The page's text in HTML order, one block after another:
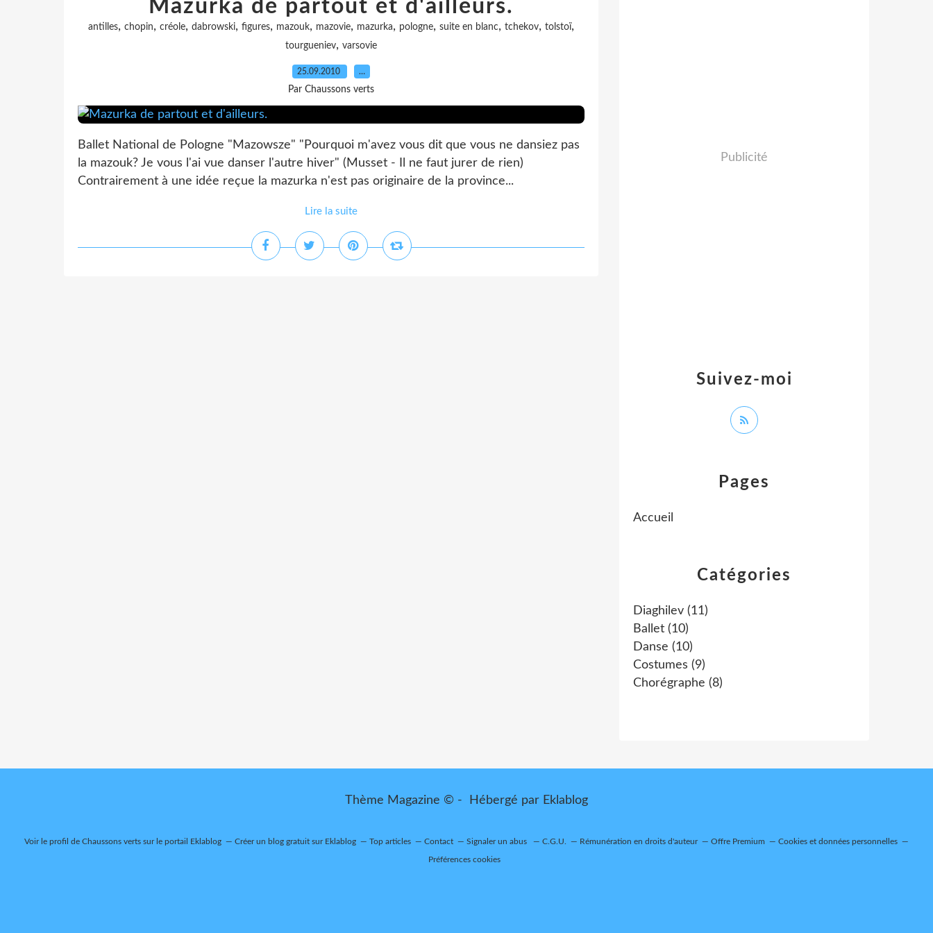
Mazurka de partout et d'ailleurs.
antilles, chopin, créole, dabrowski, figures, mazouk, mazovie, mazurka, pologne, suite en blanc, tchekov, tolstoï,
tourgueniev, varsovie
25.09.2010 …
Par Chaussons verts
Ballet National de Pologne "Mazowsze" "Pourquoi m'avez vous dit que vous ne dansiez pas
la mazouk? Je vous l'ai vue danser l'autre hiver" (Musset - Il ne faut jurer de rien)
Contrairement à une idée reçue la mazurka n'est pas originaire de la province...
Lire la suite
Catégories
Diaghilev (11)
Ballet (10)
Danse (10)
Costumes (9)
Chorégraphe (8)
Pages
Accueil
Suivez-moi
Publicité
Thème Magazine © - Hébergé par Eklablog
Voir le profil de Chaussons verts sur le portail Eklablog Créer un blog gratuit sur Eklablog Top articles Contact Signaler un abus C.G.U. Rémunération en droits d'auteur Offre Premium Cookies et données personnelles
Préférences cookies